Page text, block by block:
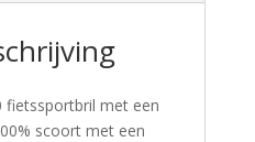
fietssportbril met een
scoort met een